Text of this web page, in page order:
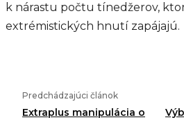
k nárastu počtu tínedžerov,
extrémistických hnutí zapájajú.
Predchádzajúci článok
Extraplus manipulácia o